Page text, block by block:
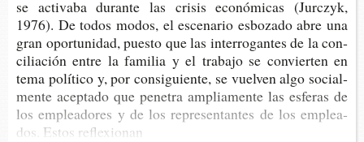
se acti­va­ba duran­te las cri­sis eco­nó­mi­cas (Jur­czyk,
1976). De todos modos, el esce­na­rio esbo­za­do abre una
gran opor­tu­ni­dad, pues­to que las inte­rro­gan­tes de la con­
ci­lia­ción entre la fami­lia y el tra­ba­jo se con­vier­ten en
tema polí­ti­co y, por con­si­guien­te, se vuel­ven algo social­
men­te acep­ta­do que pene­tra amplia­men­te las esfe­ras de
los emplea­do­res y de los repre­sen­tan­tes de los emplea­
dos. Estos reflexionan